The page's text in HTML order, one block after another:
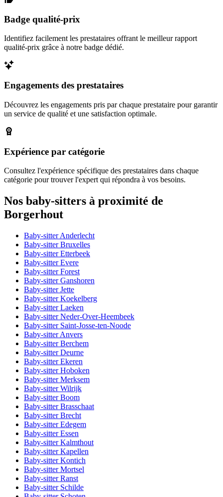
Badge qualité-prix
Identifiez facilement les prestataires offrant le meilleur rapport
qualité-prix grâce à notre badge dédié.
Engagements des prestataires
Découvrez les engagements pris par chaque prestataire pour garantir
un service de qualité et une satisfaction optimale.
Expérience par catégorie
Consultez l'expérience spécifique des prestataires dans chaque
catégorie pour trouver l'expert qui répondra à vos besoins.
Nos baby-sitters à proximité de
Borgerhout
Baby-sitter Anderlecht
Baby-sitter Bruxelles
Baby-sitter Etterbeek
Baby-sitter Evere
Baby-sitter Forest
Baby-sitter Ganshoren
Baby-sitter Jette
Baby-sitter Koekelberg
Baby-sitter Laeken
Baby-sitter Neder-Over-Heembeek
Baby-sitter Saint-Josse-ten-Noode
Baby-sitter Anvers
Baby-sitter Berchem
Baby-sitter Deurne
Baby-sitter Ekeren
Baby-sitter Hoboken
Baby-sitter Merksem
Baby-sitter Wilrijk
Baby-sitter Boom
Baby-sitter Brasschaat
Baby-sitter Brecht
Baby-sitter Edegem
Baby-sitter Essen
Baby-sitter Kalmthout
Baby-sitter Kapellen
Baby-sitter Kontich
Baby-sitter Mortsel
Baby-sitter Ranst
Baby-sitter Schilde